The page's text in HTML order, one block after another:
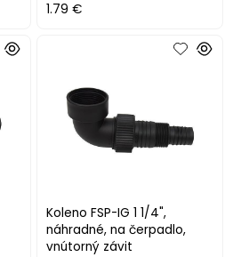
1.79 €
Koleno FSP-IG 1 1/4",
náhradné, na čerpadlo,
vnútorný závit